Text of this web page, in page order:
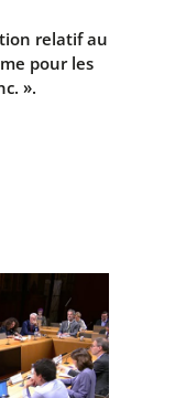
relatif au
pour les
».